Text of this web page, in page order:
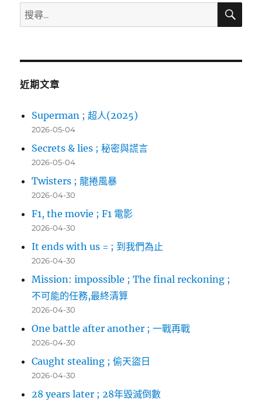
搜
尋
鍵
搜
近期文章
Superman ; 超人(2025)
2026-05-04
Secrets & lies ; 秘密與謊言
2026-05-04
Twisters ; 龍捲風暴
2026-04-30
F1, the movie ; F1 電影
2026-04-30
It ends with us = ; 到我們為止
2026-04-30
Mission: impossible ; The final reckoning ;
不可能的任務,最終清算
2026-04-30
One battle after another ; 一戰再戰
2026-04-30
Caught stealing ; 偷天盜日
2026-04-30
28 years later ; 28年毀滅倒數